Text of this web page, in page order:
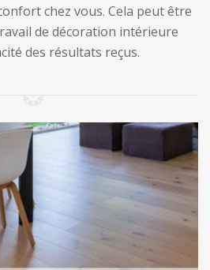
chez vous. Cela peut être
de décoration intérieure
des résultats reçus.